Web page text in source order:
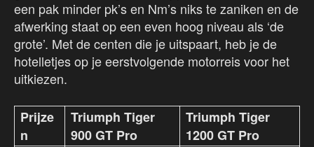
een pak minder pk’s en Nm’s niks te zaniken en de
afwerking staat op een even hoog niveau als ‘de
grote’. Met de centen die je uitspaart, heb je de
hotelletjes op je eerstvolgende motorreis voor het
uitkiezen.
Prijze
n
Triumph Tiger
900 GT Pro
Triumph Tiger
1200 GT Pro